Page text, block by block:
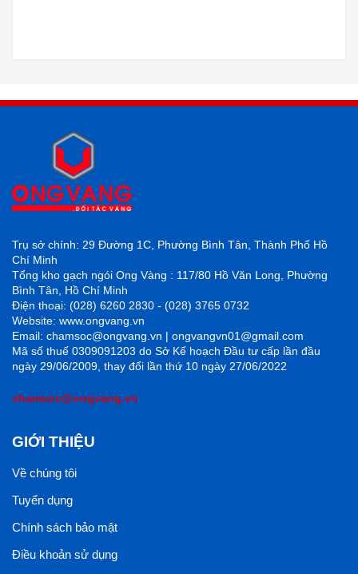
Trụ sở chính: 29 Đường 1C, Phường Bình Tân, Thành Phố Hồ
Chí Minh
Tổng kho gạch ngói Ong Vàng : 117/80 Hồ Văn Long, Phường
Bình Tân, Hồ Chí Minh
Điện thoại: (028) 6260 2830 - (028) 3765 0732
Website: www.ongvang.vn
Email: chamsoc@ongvang.vn | ongvangvn01@gmail.com
Mã số thuế 0309091203 do Sở Kế hoạch Đầu tư cấp lần đầu
ngày 29/06/2009, thay đổi lần thứ 10 ngày 27/06/2022
chamsoc@ongvang.vn
GIỚI THIỆU
Về chúng tôi
Tuyển dụng
Chính sách bảo mật
Điều khoản sử dụng